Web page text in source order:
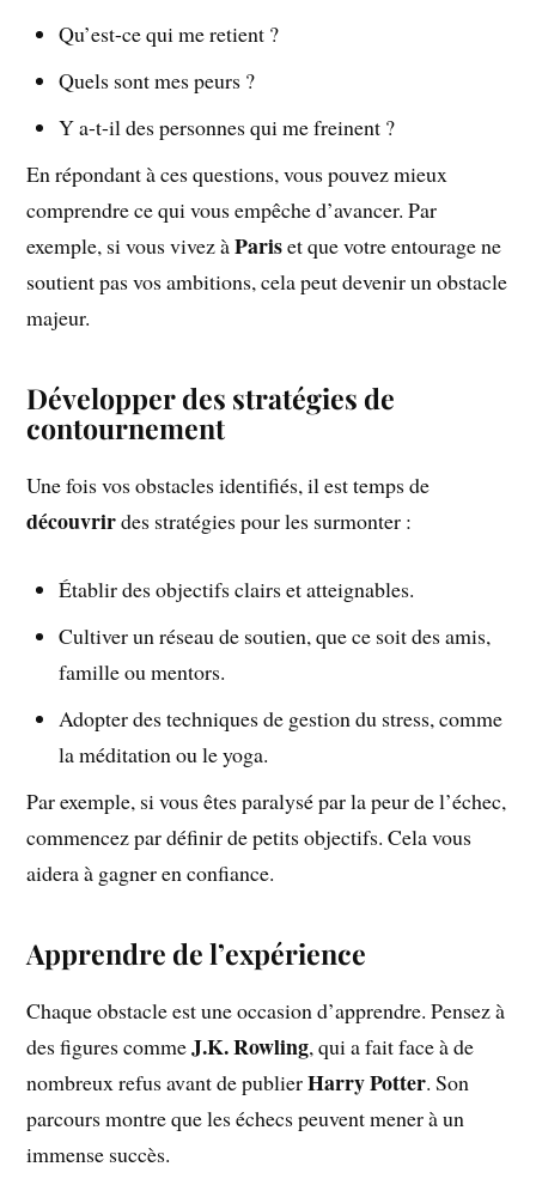
Qu’est-ce qui me retient ?
Quels sont mes peurs ?
Y a-t-il des personnes qui me freinent ?
En répondant à ces questions, vous pouvez mieux
comprendre ce qui vous empêche d’avancer. Par
exemple, si vous vivez àPariset que votre entourage ne
soutient pas vos ambitions, cela peut devenir un obstacle
majeur.
Développer des stratégies de
contournement
Une fois vos obstacles identifiés, il est temps de
découvrirdes stratégies pour les surmonter :
Établir des objectifs clairs et atteignables.
Cultiver un réseau de soutien, que ce soit des amis,
famille ou mentors.
Adopter des techniques de gestion du stress, comme
la méditation ou le yoga.
Par exemple, si vous êtes paralysé par la peur de l’échec,
commencez par définir de petits objectifs. Cela vous
aidera à gagner en confiance.
Apprendre de l’expérience
Chaque obstacle est une occasion d’apprendre. Pensez à
des figures commeJ.K. Rowling, qui a fait face à de
nombreux refus avant de publierHarry Potter. Son
parcours montre que les échecs peuvent mener à un
immense succès.